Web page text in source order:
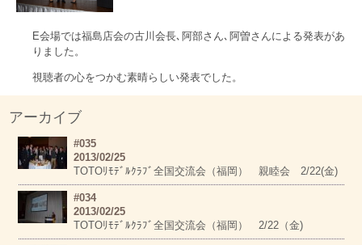
E会場では福島店会の古川会長､阿部さん､阿曽さんによる発表があ
りました。
視聴者の心をつかむ素晴らしい発表でした。
アーカイブ
#035
2013/02/25
TOTOﾘﾓﾃﾞﾙｸﾗﾌﾞ全国交流会（福岡） 親睦会 2/22(金)
#034
2013/02/25
TOTOﾘﾓﾃﾞﾙｸﾗﾌﾞ全国交流会（福岡） 2/22（金)